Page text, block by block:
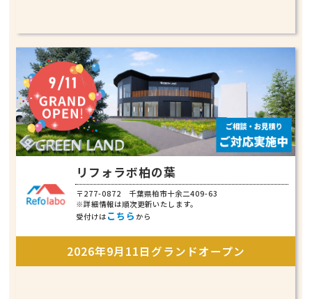
リフォラボ柏の葉
〒277-0872 千葉県柏市十余二409-63
※詳細情報は順次更新いたします。
受付けは こちらから
2026年9月11日グランドオープン